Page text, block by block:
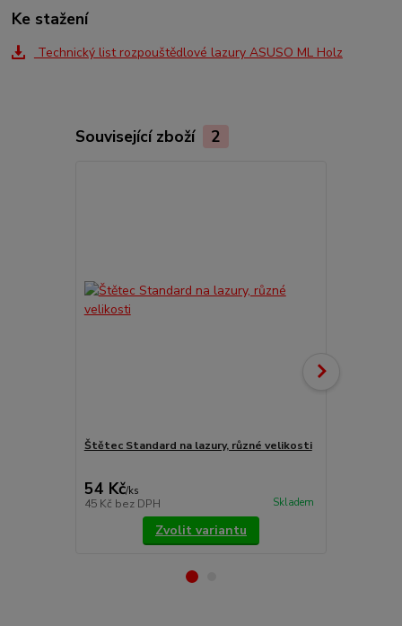
Ke stažení
Technický list rozpouštědlové lazury ASUSO ML Holz
Související zboží 2
Štětec Standard na lazury, různé velikosti
54 Kč/ks
45 Kč bez DPH Skladem
Zvolit variantu